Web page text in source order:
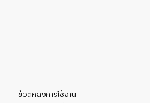
ข้อตกลงการใช้งาน